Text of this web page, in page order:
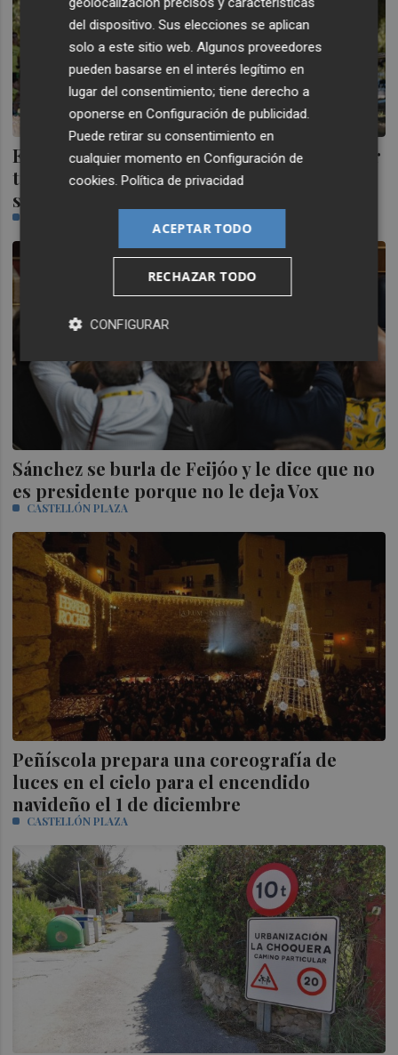
El Playas de Castellón luchará en Soria por
tres títulos nacionales de cross este fin de
semana
Sánchez se burla de Feijóo y le dice que no
es presidente porque no le deja Vox
CASTELLÓN PLAZA
Peñíscola prepara una coreografía de
luces en el cielo para el encendido
navideño el 1 de diciembre
CASTELLÓN PLAZA
del dispositivo. Sus elecciones se aplican
solo a este sitio web. Algunos proveedores
pueden basarse en el interés legítimo en
lugar del consentimiento; tiene derecho a
oponerse enConfiguración de publicidad.
Puede retirar su consentimiento en
cualquier momento enConfiguración de
cookies.Política de privacidad
ACEPTAR TODO
RECHAZAR TODO
CONFIGURAR